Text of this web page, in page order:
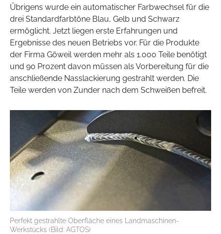
Übrigens wurde ein automatischer Farbwechsel für die
drei Standardfarbtöne Blau, Gelb und Schwarz
ermöglicht. Jetzt liegen erste Erfahrungen und
Ergebnisse des neuen Betriebs vor. Für die Produkte
der Firma Göweil werden mehr als 1.000 Teile benötigt
und 90 Prozent davon müssen als Vorbereitung für die
anschließende Nasslackierung gestrahlt werden. Die
Teile werden von Zunder nach dem Schweißen befreit.
Perfekt gestrahlte Oberfläche eines Landmaschinen-
Werkstücks (Bild: AGTOS)